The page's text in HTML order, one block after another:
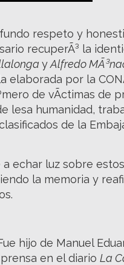
respeto y
recuperÃ³ la
yAlfredo
elaborada por la
de vÃ­ctimas de
lesa humanidad,
de la
echar luz sobre
la memoria y
hijo de Manuel
en el diario La